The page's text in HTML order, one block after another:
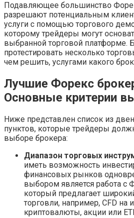
Подавляющее большинство
разрешают потенциальным
услуги с помощью торгового
которому трейдеры могут
выбранной торговой платформе.
протестировать несколько
чем решить, услугами какого
Лучшие Форекс
Основные критерии
Ниже представлен список из
пунктов, которые трейдеры
выборе брокера:
Диапазон торговых
иметь возможность
финансовых рынков
выбором является работа с
который предлагает
торговли, например, CFD
криптовалюты, акции или